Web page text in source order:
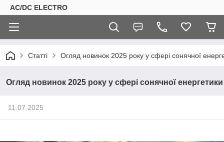
AC/DC ELECTRO
Статті Огляд новинок 2025 року у сфері сонячної
Огляд новинок 2025 року у сфері сонячної енергетики
11.07.2025